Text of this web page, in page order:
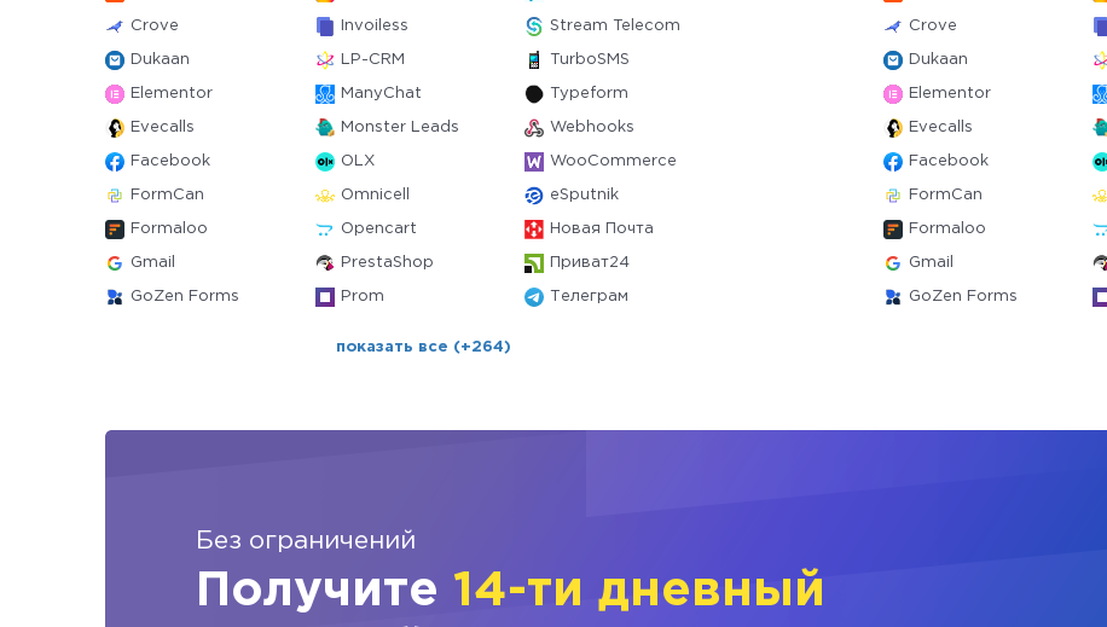
Crove Invoiless Stream Telecom
Dukaan LP-CRM TurboSMS
Elementor ManyChat Typeform
Evecalls Monster Leads Webhooks
Facebook OLX WooCommerce
FormCan Omnicell eSputnik
Formaloo Opencart Новая Почта
Gmail PrestaShop Приват24
GoZen Forms Prom Телеграм
показать все (+264)
Crove
Dukaan
Elementor
Evecalls
Facebook
FormCan
Formaloo
Gmail
GoZen Forms
Без ограничений
Получите 14-ти дневный